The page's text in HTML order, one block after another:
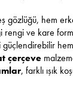
gözlüğü, hem
rengi ve kare
güçlendirebilir
çerçeve
, farklı ışık